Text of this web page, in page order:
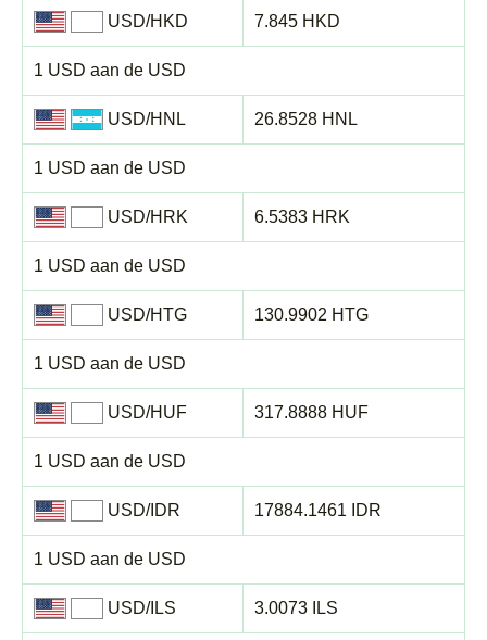
USD/HKD
1 USD aan de USD
7.845 HKD
USD/HNL
1 USD aan de USD
26.8528 HNL
USD/HRK
1 USD aan de USD
6.5383 HRK
USD/HTG
1 USD aan de USD
130.9902 HTG
USD/HUF
1 USD aan de USD
317.8888 HUF
USD/IDR
1 USD aan de USD
17884.1461 IDR
USD/ILS 3.0073 ILS